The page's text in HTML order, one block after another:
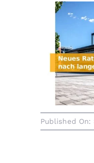
Neues
nach
Published